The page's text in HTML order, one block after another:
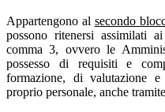
Appartengono al secondo
possono ritenersi assimilati
comma 3, ovvero le
possesso di requisiti e
formazione, di valutazione
proprio personale, anche